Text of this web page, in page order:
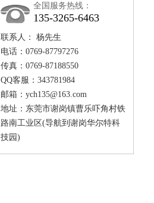
全国服务热线：
135-3265-6463
联系人： 杨先生
电话：0769-87797276
传真：0769-87188550
QQ客服：343781984
邮箱： ych135@163.com
地址：东莞市谢岗镇曹乐吓角村铁
路南工业区(导航到谢岗华尔特科
技园)